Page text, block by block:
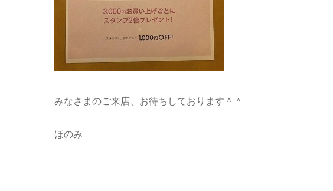
みなさまのご来店、お待ちしております＾＾
ほのみ